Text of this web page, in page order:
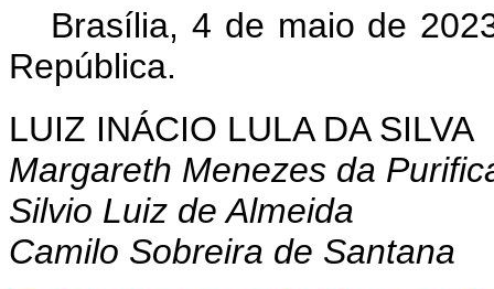
Brasília, 4 de maio de
República.
LUIZ INÁCIO LULA DA SILVA
Margareth Menezes da
Silvio Luiz de Almeida
Camilo Sobreira de Santana